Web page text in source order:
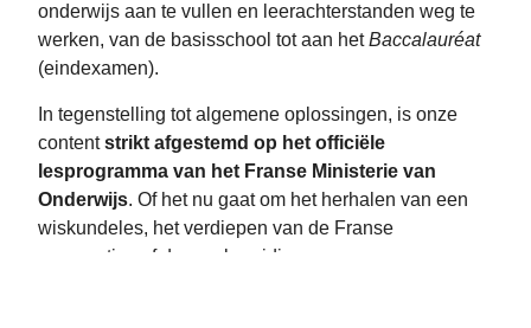
onderwijs aan te vullen en leerachterstanden weg te
werken, van de basisschool tot aan hetBaccalauréat
(eindexamen).
In tegenstelling tot algemene oplossingen, is onze
contentstrikt afgestemd op het officiële
lesprogramma van het Franse Ministerie van
Onderwijs. Of het nu gaat om het herhalen van een
wiskundeles, het verdiepen van de Franse
grammatica of de voorbereiding op een examen,